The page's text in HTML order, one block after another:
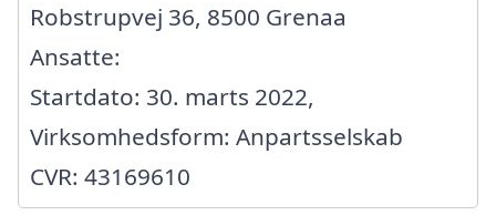
Robstrupvej 36, 8500 Grenaa
Ansatte:
Startdato: 30. marts 2022,
Virksomhedsform: Anpartsselskab
CVR: 43169610